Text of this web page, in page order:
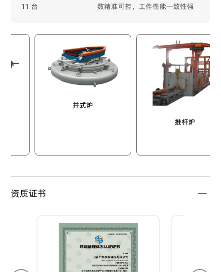
11 台 数精准可控，工件性能一致性强
资质证书